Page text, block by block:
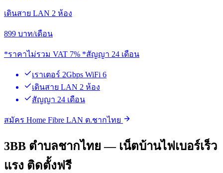
เดินสาย LAN 2 ห้อง
899 บาท/เดือน
*ราคาไม่รวม VAT 7% *สัญญา 24 เดือน
เราเตอร์ 2Gbps WiFi 6
เดินสาย LAN 2 ห้อง
สัญญา 24 เดือน
สมัคร Home Fibre LAN ต.ชากไทย
3BB ตำบลชากไทย — เน็ตบ้านไฟเบอร์เร็ว
แรง ติดตั้งฟรี